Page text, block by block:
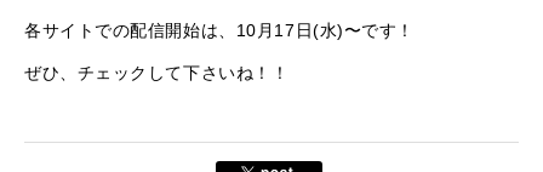
各サイトでの配信開始は、10月17日(水)〜です！
ぜひ、チェックして下さいね！！